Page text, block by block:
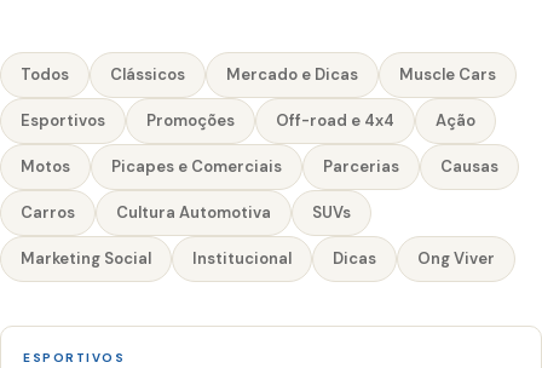
Todos Clássicos Mercado e Dicas Muscle Cars
Esportivos Promoções Off-road e 4x4 Ação
Motos Picapes e Comerciais Parcerias Causas
Carros Cultura Automotiva SUVs
Marketing Social Institucional Dicas Ong Viver
ESPORTIVOS